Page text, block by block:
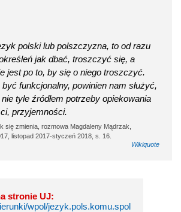
polski lub polszczyzna, to od razu
jak dbać, troszczyć się, a
jest po to, by się o niego troszczyć.
funkcjonalny, powinien nam służyć,
tyle źródłem potrzeby opiekowania
przyjemności.
się zmienia, rozmowa Magdaleny Mądrzak,
listopad 2017-styczeń 2018, s. 16.
Wikiquote
stronie UJ:
wpol/jezyk.pols.komu.spol